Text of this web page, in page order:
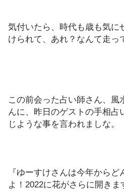
気付いたら、時代も歳も気に
けられて、あれ？なんて走っ
この前会った占い師さん、風
んに、昨日のゲストの手相占
じような事を言われましな。
『ゆーすけさんは今年から
よ！2022に花がさらに開きま